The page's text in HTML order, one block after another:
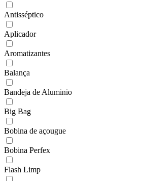
Antisséptico
Aplicador
Aromatizantes
Balança
Bandeja de Aluminio
Big Bag
Bobina de açougue
Bobina Perfex
Flash Limp